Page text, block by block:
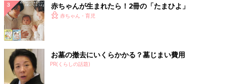
赤ちゃんが生まれたら！2冊の「たまひよ」
赤ちゃん・育児
お墓の撤去にいくらかかる？墓じまい費用
PR(くらしの話題)